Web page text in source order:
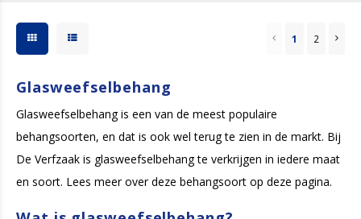
1 2
Glasweefselbehang
Glasweefselbehang is een van de meest populaire
behangsoorten, en dat is ook wel terug te zien in de markt. Bij
De Verfzaak is glasweefselbehang te verkrijgen in iedere maat
en soort. Lees meer over deze behangsoort op deze pagina.